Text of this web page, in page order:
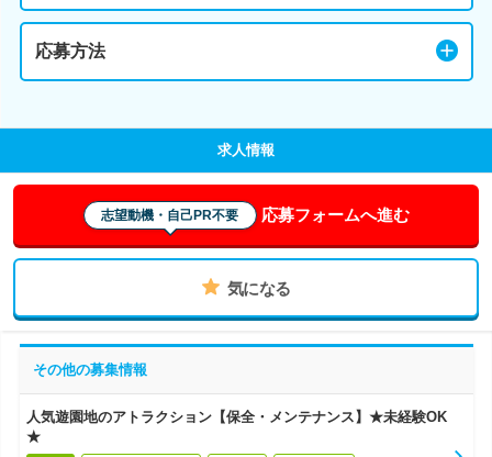
応募方法
求人情報
志望動機・自己PR不要 応募フォームへ進む
気になる
その他の募集情報
人気遊園地のアトラクション【保全・メンテナンス】★未経験OK
★